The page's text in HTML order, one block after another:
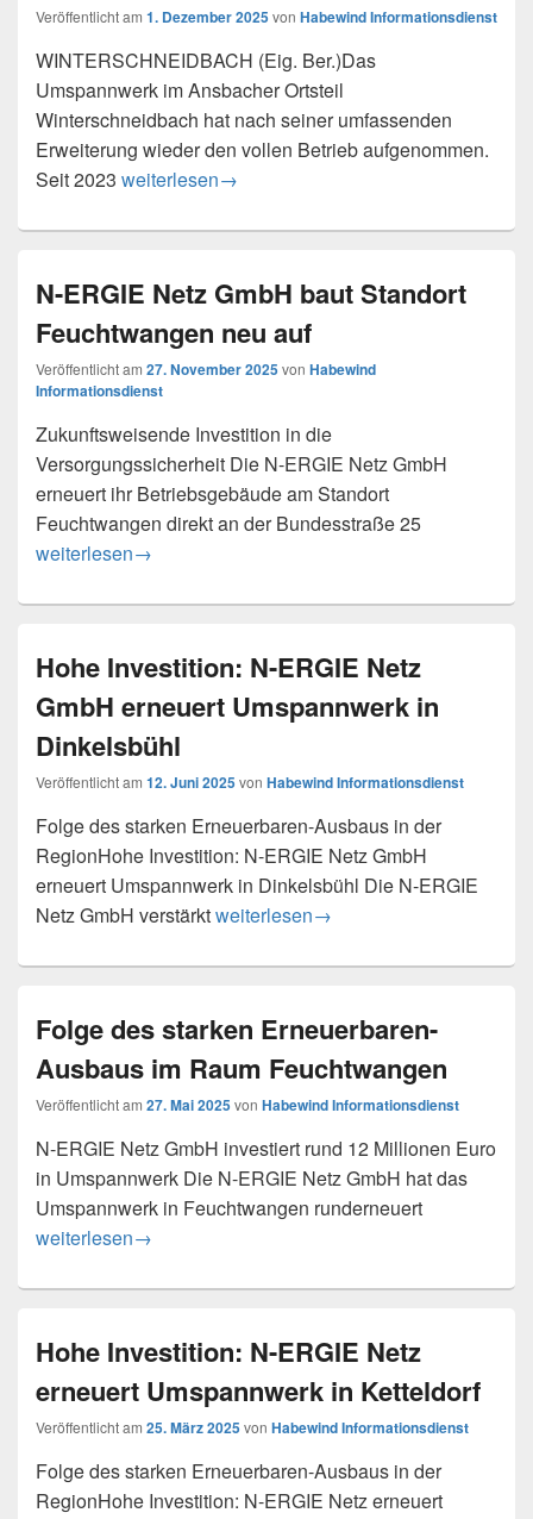
Veröffentlicht am 1. Dezember 2025von Habewind Informationsdienst
WINTERSCHNEIDBACH (Eig. Ber.)Das
Umspannwerk im Ansbacher Ortsteil
Winterschneidbach hat nach seiner umfassenden
Erweiterung wieder den vollen Betrieb aufgenommen.
Seit 2023 Erfolgreicher Ausbau: Umspannwerk
weiterlesen→
N-ERGIE Netz GmbH baut Standort
Feuchtwangen neu auf
Veröffentlicht am 27. November 2025von Habewind
Informationsdienst
Zukunftsweisende Investition in die
Versorgungssicherheit Die N-ERGIE Netz GmbH
erneuert ihr Betriebsgebäude am Standort
Feuchtwangen direkt an der Bundesstraße 25
N-ERGIE Netz GmbH baut Standort Feuchtwangen neu auf
weiterlesen→
Hohe Investition: N-ERGIE Netz
GmbH erneuert Umspannwerk in
Dinkelsbühl
Veröffentlicht am 12. Juni 2025von Habewind Informationsdienst
Folge des starken Erneuerbaren-Ausbaus in der
RegionHohe Investition: N-ERGIE Netz GmbH
erneuert Umspannwerk in Dinkelsbühl Die N-ERGIE
Netz GmbH verstärktHohe Investition: N-ERGIE Netz
weiterlesen→
Folge des starken Erneuerbaren-
Ausbaus im Raum Feuchtwangen
Veröffentlicht am 27. Mai 2025von Habewind Informationsdienst
N-ERGIE Netz GmbH investiert rund 12 Millionen Euro
in Umspannwerk Die N-ERGIE Netz GmbH hat das
Umspannwerk in Feuchtwangen runderneuert
Folge des starken Erneuerbaren-Ausbaus im Raum
weiterlesen→
Hohe Investition: N-ERGIE Netz
erneuert Umspannwerk in Ketteldorf
Veröffentlicht am 25. März 2025von Habewind Informationsdienst
Folge des starken Erneuerbaren-Ausbaus in der
RegionHohe Investition: N-ERGIE Netz erneuert